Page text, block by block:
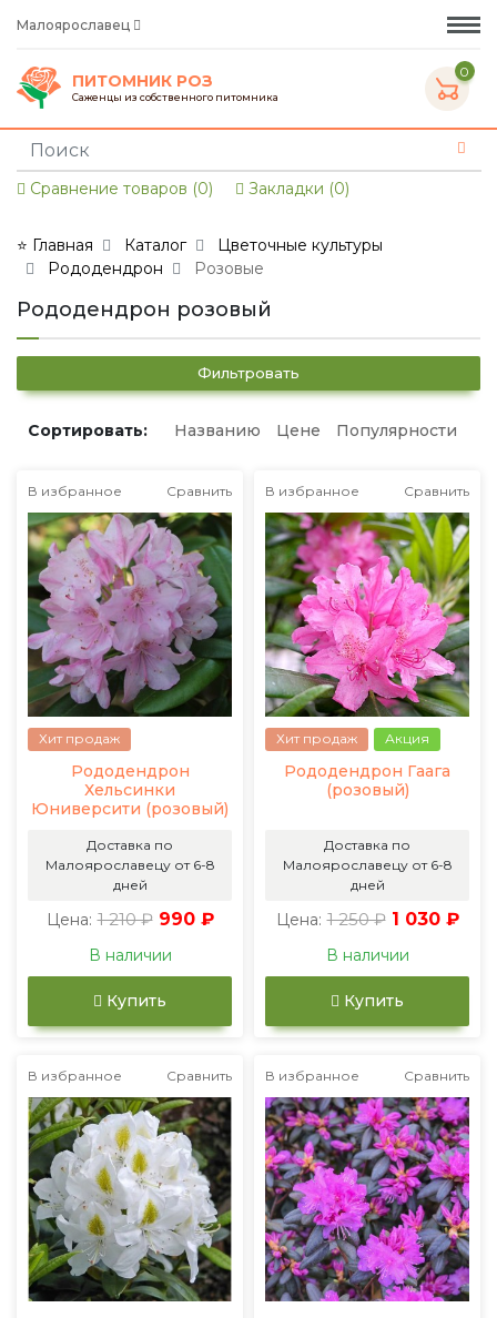
Малоярославец
ПИТОМНИК РОЗ
Саженцы из собственного питомника
0
Сравнение товаров (0) Закладки (0)
⭐ Главная Каталог
Цветочные культуры
Рододендрон
Розовые
Рододендрон розовый
Фильтровать
Сортировать: Названию Цене Популярности
В избранное Сравнить
Хит продаж
Рододендрон
Хельсинки
Юниверсити (розовый)
Доставка по
Малоярославецу от 6-8
дней
Цена: 1 210 ₽ 990 ₽
В наличии
Купить
В избранное Сравнить
Хит продаж Акция
Рододендрон Гаага
(розовый)
Доставка по
Малоярославецу от 6-8
дней
Цена: 1 250 ₽ 1 030 ₽
В наличии
Купить
В избранное Сравнить В избранное Сравнить